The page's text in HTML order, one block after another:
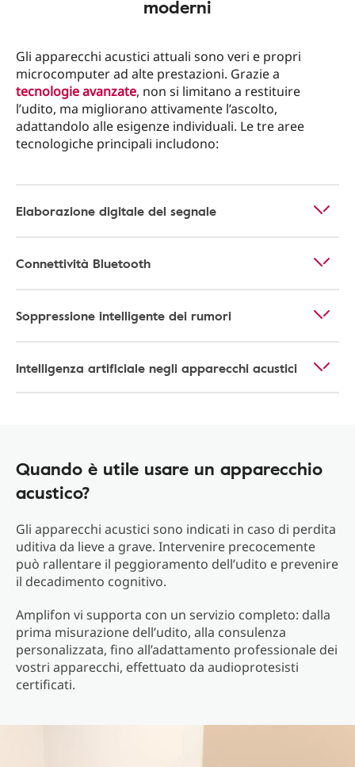
moderni
Gli apparecchi acustici attuali sono veri e propri
microcomputer ad alte prestazioni. Grazie a
tecnologie avanzate, non si limitano a restituire
l’udito, ma migliorano attivamente l’ascolto,
adattandolo alle esigenze individuali. Le tre aree
tecnologiche principali includono:
Elaborazione digitale del segnale
Connettività Bluetooth
Soppressione intelligente dei rumori
Intelligenza artificiale negli apparecchi acustici
Quando è utile usare un apparecchio
acustico?
Gli apparecchi acustici sono indicati in caso di perdita
uditiva da lieve a grave. Intervenire precocemente
può rallentare il peggioramento dell’udito e prevenire
il decadimento cognitivo.
Amplifon vi supporta con un servizio completo: dalla
prima misurazione dell’udito, alla consulenza
personalizzata, fino all’adattamento professionale dei
vostri apparecchi, effettuato da audioprotesisti
certificati.